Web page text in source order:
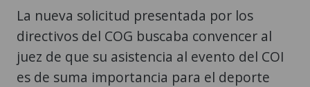
La nueva solicitud presentada por los
directivos del COG buscaba convencer al
juez de que su asistencia al evento del COI
es de suma importancia para el deporte